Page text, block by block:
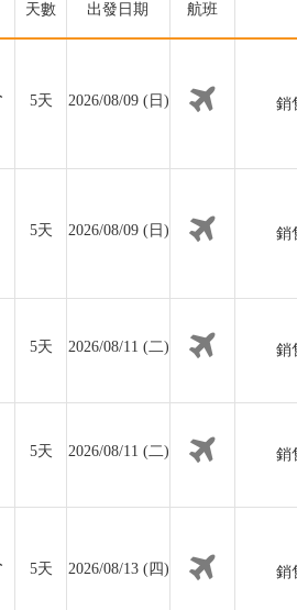
天數 出發日期 航班
5天 2026/08/09 (日) 銷
5天 2026/08/09 (日) 銷
5天 2026/08/11 (二) 銷
5天 2026/08/11 (二) 銷
5天 2026/08/13 (四) 銷